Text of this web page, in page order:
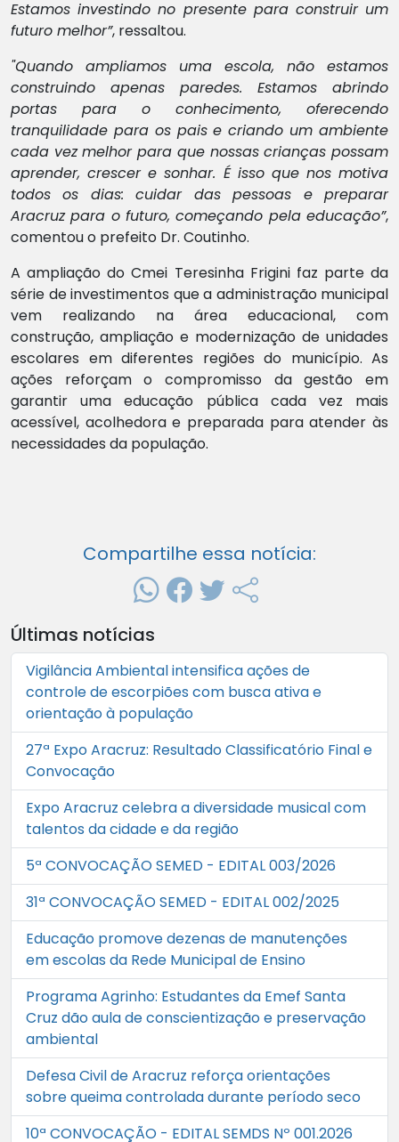
Estamos investindo no presente para construir um
futuro melhor”, ressaltou.
"Quando ampliamos uma escola, não estamos
construindo apenas paredes. Estamos abrindo
portas para o conhecimento, oferecendo
tranquilidade para os pais e criando um ambiente
cada vez melhor para que nossas crianças possam
aprender, crescer e sonhar. É isso que nos motiva
todos os dias: cuidar das pessoas e preparar
Aracruz para o futuro, começando pela educação”,
comentou o prefeito Dr. Coutinho.
A ampliação do Cmei Teresinha Frigini faz parte da
série de investimentos que a administração municipal
vem realizando na área educacional, com
construção, ampliação e modernização de unidades
escolares em diferentes regiões do município. As
ações reforçam o compromisso da gestão em
garantir uma educação pública cada vez mais
acessível, acolhedora e preparada para atender às
necessidades da população.
Compartilhe essa notícia:
Últimas notícias
Vigilância Ambiental intensifica ações de
controle de escorpiões com busca ativa e
orientação à população
27ª Expo Aracruz: Resultado Classificatório Final e
Convocação
Expo Aracruz celebra a diversidade musical com
talentos da cidade e da região
5ª CONVOCAÇÃO SEMED - EDITAL 003/2026
31ª CONVOCAÇÃO SEMED - EDITAL 002/2025
Educação promove dezenas de manutenções
em escolas da Rede Municipal de Ensino
Programa Agrinho: Estudantes da Emef Santa
Cruz dão aula de conscientização e preservação
ambiental
Defesa Civil de Aracruz reforça orientações
sobre queima controlada durante período seco
10ª CONVOCAÇÃO - EDITAL SEMDS Nº 001.2026